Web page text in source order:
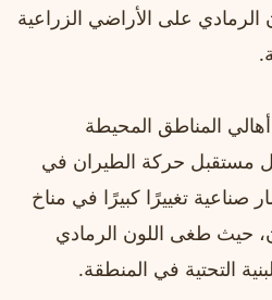
على الأراضي الزراعية
المناطق المحيطة
مستقبل حركة الطيران في
صناعية تغييرًا كبيرًا في مناخ
حيث طغى اللون الرمادي
التحتية في المنطقة.